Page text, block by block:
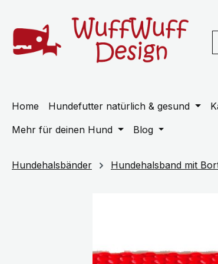
Home Hundefutter natürlich & gesund
Mehr für deinen Hund
Blog
Hundehalsbänder Hundehalsband mit